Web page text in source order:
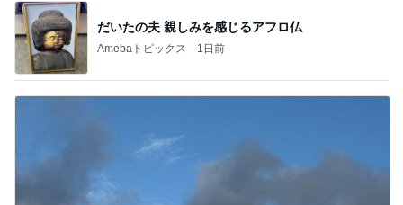
だいたの夫 親しみを感じるアフロ仏
Amebaトピックス 1日前